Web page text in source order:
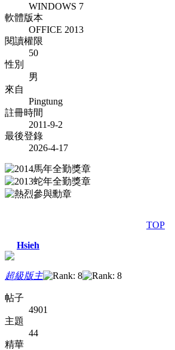
WINDOWS 7
軟體版本
OFFICE 2013
閱讀權限
50
性別
男
來自
Pingtung
註冊時間
2011-9-2
最後登錄
2026-4-17
TOP
Hsieh
超級版主
帖子
4901
主題
44
精華